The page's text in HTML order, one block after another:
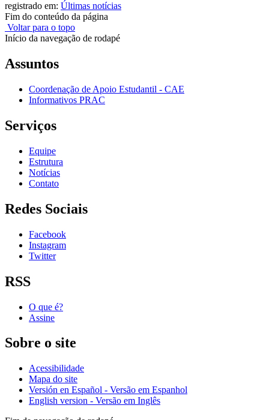
registrado em: Últimas notícias
Fim do conteúdo da página
Voltar para o topo
Início da navegação de rodapé
Assuntos
Coordenação de Apoio Estudantil - CAE
Informativos PRAC
Serviços
Equipe
Estrutura
Notícias
Contato
Redes Sociais
Facebook
Instagram
Twitter
RSS
O que é?
Assine
Sobre o site
Acessibilidade
Mapa do site
Versión en Español - Versão em Espanhol
English version - Versão em Inglês